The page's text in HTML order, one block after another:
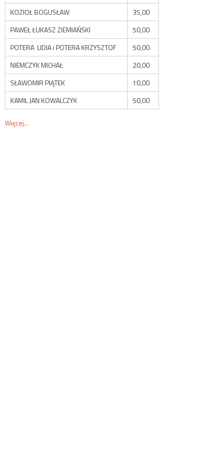
KOZIOŁ BOGUSŁAW
35,00
PAWEŁ ŁUKASZ ZIEMIAŃSKI
50,00
POTERA LIDIA i POTERA KRZYSZTOF
50,00
NIEMCZYK MICHAŁ
20,00
SŁAWOMIR PIĄTEK
10,00
KAMIL JAN KOWALCZYK
50,00
Więcej...